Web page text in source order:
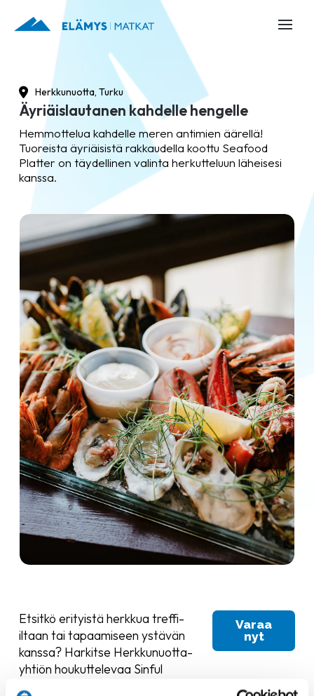
Herkkunuotta, Turku
Äyriäislautanen kahdelle hengelle
Hemmottelua kahdelle meren antimien äärellä!
Tuoreista äyriäisistä rakkaudella koottu Seafood
Platter on täydellinen valinta herkutteluun läheisesi
kanssa.
Etsitkö erityistä herkkua treffi-
iltaan tai tapaamiseen ystävän
kanssa? Harkitse Herkkunuotta-
yhtiön houkuttelevaa Sinful
Seafood Platter -lautasen
Varaa
nyt